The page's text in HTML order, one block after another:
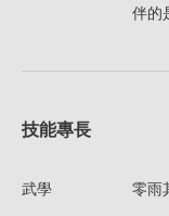
伴的
技能專長
武學 零雨